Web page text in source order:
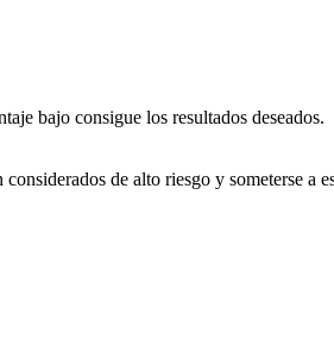
bajo consigue los resultados deseados.
de alto riesgo y someterse a